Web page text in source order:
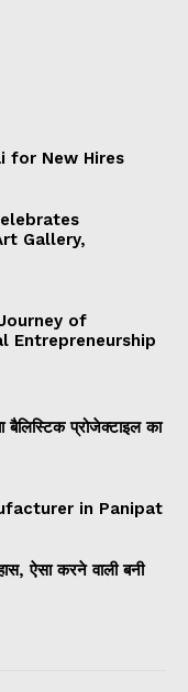
for New Hires
Gallery,
of
Entrepreneurship
बैलिस्टिक प्रोजेक्टाइल का
in Panipat
ऐसा करने वाली बनी